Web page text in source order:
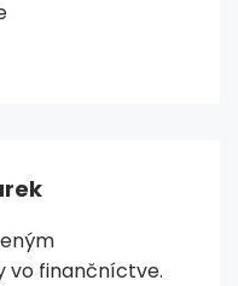
vo finančníctve.